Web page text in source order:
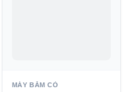
MÁY BĂM CỎ